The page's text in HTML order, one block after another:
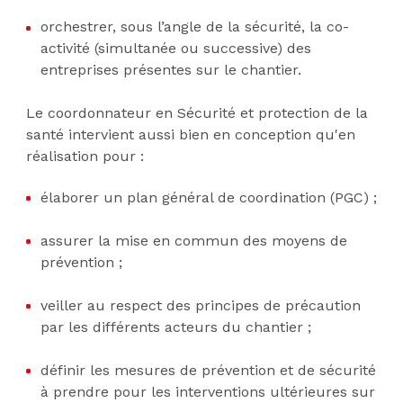
orchestrer, sous l’angle de la sécurité, la co-
activité (simultanée ou successive) des
entreprises présentes sur le chantier.
Le coordonnateur en Sécurité et protection de la
santé intervient aussi bien en conception qu'en
réalisation pour :
élaborer un plan général de coordination (PGC) ;
assurer la mise en commun des moyens de
prévention ;
veiller au respect des principes de précaution
par les différents acteurs du chantier ;
définir les mesures de prévention et de sécurité
à prendre pour les interventions ultérieures sur